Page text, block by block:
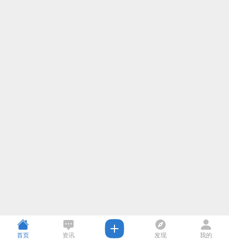
首页 资讯 发现 我的